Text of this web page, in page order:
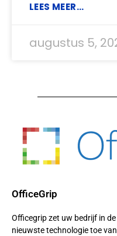
LEES MEER...
augustus 5,
OfficeGrip
Officegrip zet uw bedrijf in
nieuwste technologie toe